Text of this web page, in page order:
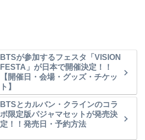
BTSが参加するフェスタ「VISION
FESTA」が日本で開催決定！！
【開催日・会場・グッズ・チケッ
ト】
BTSとカルバン・クラインのコラ
ボ限定版パジャマセットが発売決
定！！発売日・予約方法